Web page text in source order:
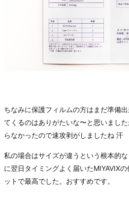
ちなみに保護フィルムの方はまだ準備
てくるのはありがたいな〜と思いまし
らなかったので速攻剥がしましたね 汗
私の場合はサイズが違うという根本的
に翌日タイミングよく届いたMIYAVIX
ットで最高でした。おすすめです。